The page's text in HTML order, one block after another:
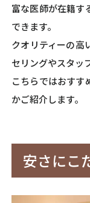
富な医師が在籍す
できます。
クオリティーの高
セリングやスタッ
こちらではおすす
かご紹介します。
安さにこ